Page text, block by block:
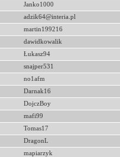
Janko1000
adzik64@interia.pl
martin199216
dawidkowalik
Łukasz94
snajper531
no1afm
Darnak16
DojczBoy
mafi99
Tomas17
DragonL
mapiarzyk